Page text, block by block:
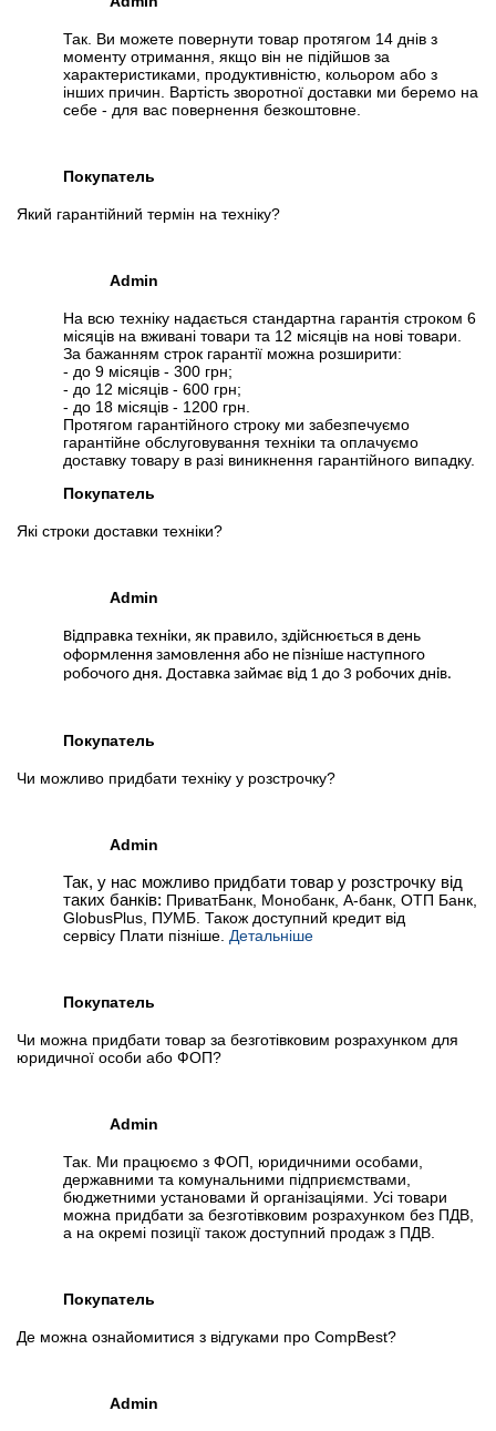
Слідкувати в Instagram
Слідкувати на Facebook
Так. Ви можете повернути товар протягом 14 днів з
моменту отримання, якщо він не підійшов за
характеристиками, продуктивністю, кольором або з
інших причин. Вартість зворотної доставки ми беремо на
себе - для вас повернення безкоштовне.
Покупатель
Який гарантійний термін на техніку?
Admin
На всю техніку надається стандартна гарантія строком 6
місяців на вживані товари та 12 місяців на нові товари.
За бажанням строк гарантії можна розширити:
- до 9 місяців - 300 грн;
- до 12 місяців - 600 грн;
- до 18 місяців - 1200 грн.
Протягом гарантійного строку ми забезпечуємо
гарантійне обслуговування техніки та оплачуємо
доставку товару в разі виникнення гарантійного випадку.
Покупатель
Які строки доставки техніки?
Admin
Відправка техніки, як правило, здійснюється в день
оформлення замовлення або не пізніше наступного
робочого дня. Доставка займає від 1 до 3 робочих днів.
Покупатель
Чи можливо придбати техніку у розстрочку?
Admin
Так, у нас можливо придбати товар у розстрочку від
таких банків: ПриватБанк, Монобанк, А-банк, ОТП Банк,
GlobusPlus, ПУМБ. Також доступний кредит від
сервісу Плати пізніше. Детальніше
Покупатель
Чи можна придбати товар за безготівковим розрахунком для
юридичної особи або ФОП?
Admin
Так. Ми працюємо з ФОП, юридичними особами,
державними та комунальними підприємствами,
бюджетними установами й організаціями. Усі товари
можна придбати за безготівковим розрахунком без ПДВ,
а на окремі позиції також доступний продаж з ПДВ.
Покупатель
Де можна ознайомитися з відгуками про CompBest?
Admin